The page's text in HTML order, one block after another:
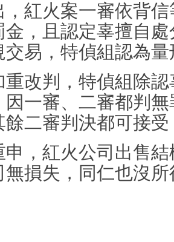
，紅火案一審依背
金，且認定辜擅自
交易，特偵組認為
重改判，特偵組除
因一審、二審都判
餘二審判決都可接
申，紅火公司出售
無損失，同仁也沒